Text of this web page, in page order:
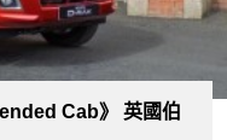
Cab》 英國伯